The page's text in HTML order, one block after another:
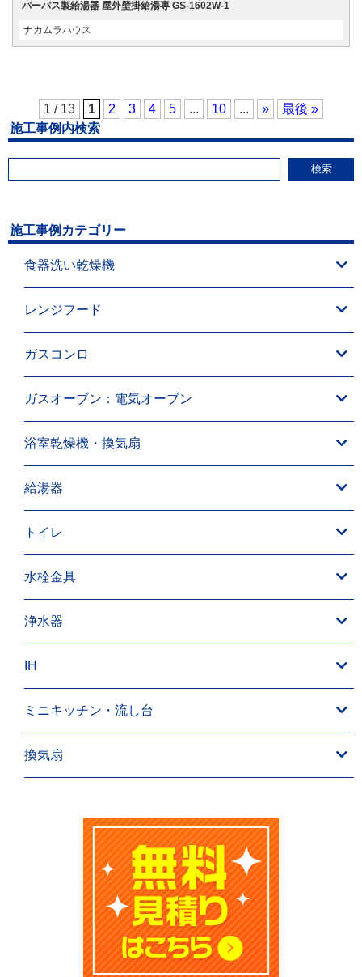
パーパス製給湯器 屋外壁掛給湯専 GS-1602W-1
ナカムラハウス
1 / 13 1 2 3 4 5 ... 10 ... »
最後 »
施工事例内検索
検索
施工事例カテゴリー
食器洗い乾燥機
レンジフード
ガスコンロ
ガスオーブン：電気オーブン
浴室乾燥機・換気扇
給湯器
トイレ
水栓金具
浄水器
IH
ミニキッチン・流し台
換気扇